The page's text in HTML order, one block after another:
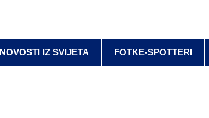
NOVOSTI IZ SVIJETA FOTKE-SPOTTERI